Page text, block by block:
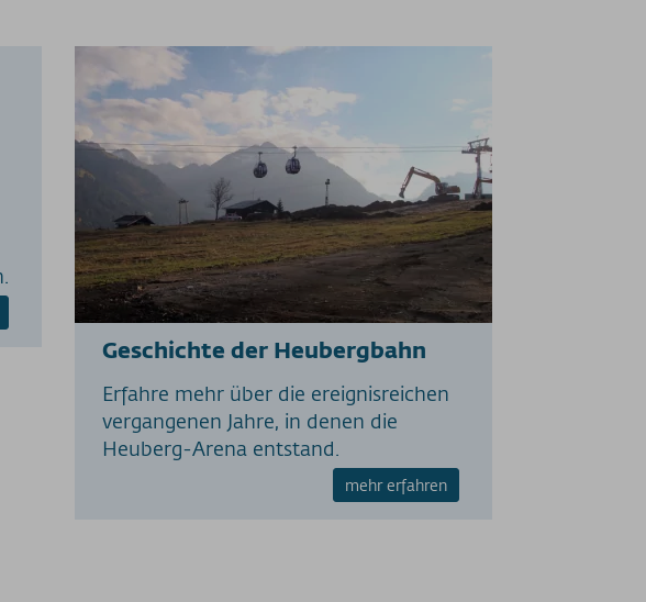
Geschichte der Heubergbahn
Erfahre mehr über die ereignisreichen
vergangenen Jahre, in denen die
Heuberg-Arena entstand.
mehr erfahren